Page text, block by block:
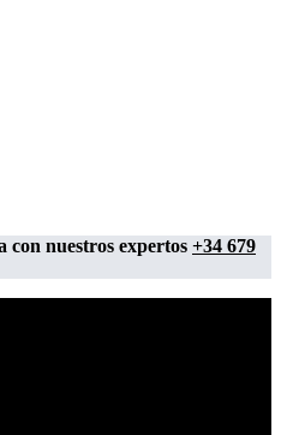
con nuestros expertos +34 679